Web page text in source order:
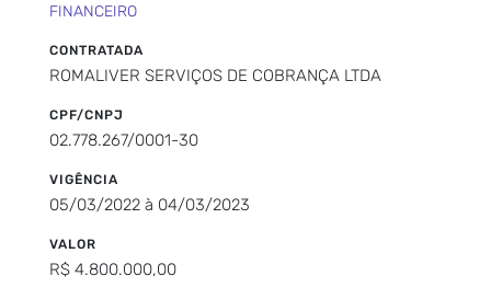
FINANCEIRO
CONTRATADA
ROMALIVER SERVIÇOS DE COBRANÇA LTDA
CPF/CNPJ
02.778.267/0001-30
VIGÊNCIA
05/03/2022 à 04/03/2023
VALOR
R$ 4.800.000,00